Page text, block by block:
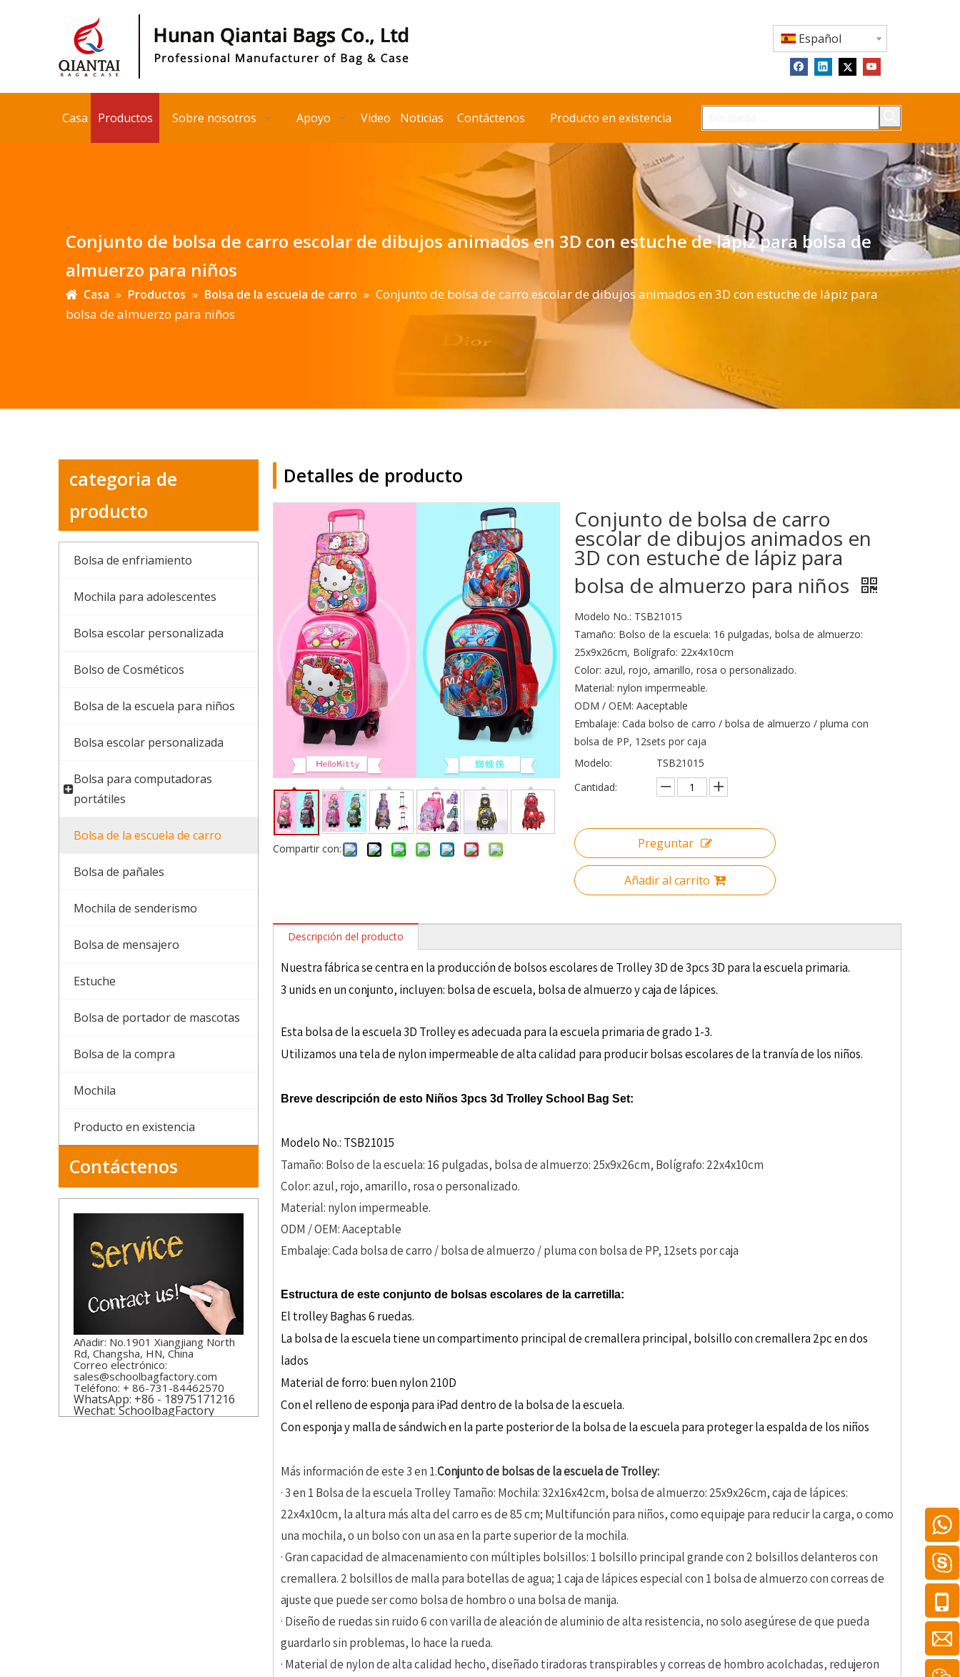
Español
Casa Productos Sobre nosotros Apoyo Video Noticias Contáctenos Producto en existencia
Conjunto de bolsa de carro escolar de dibujos animados en 3D con estuche de lápiz para bolsa de
almuerzo para niños
Casa » Productos » Bolsa de la escuela de carro » Conjunto de bolsa de carro escolar de dibujos animados en 3D con estuche de lápiz para
bolsa de almuerzo para niños
categoria de
producto
Bolsa de enfriamiento
Mochila para adolescentes
Bolsa escolar personalizada
Bolso de Cosméticos
Bolsa de la escuela para niños
Bolsa escolar personalizada
Bolsa para computadoras
portátiles
Bolsa de la escuela de carro
Bolsa de pañales
Mochila de senderismo
Bolsa de mensajero
Estuche
Bolsa de portador de mascotas
Bolsa de la compra
Mochila
Producto en existencia
Contáctenos
Añadir: No.1901 Xiangjiang North
Rd, Changsha, HN, China
Correo electrónico:
sales@schoolbagfactory.com
Teléfono: + 86-731-84462570
WhatsApp: +86 - 18975171216
Wechat: SchoolbagFactory
Detalles de producto
Compartir con:
Conjunto de bolsa de carro
escolar de dibujos animados en
3D con estuche de lápiz para
bolsa de almuerzo para niños
Modelo No.: TSB21015
Tamaño: Bolso de la escuela: 16 pulgadas, bolsa de almuerzo:
25x9x26cm, Bolígrafo: 22x4x10cm
Color: azul, rojo, amarillo, rosa o personalizado.
Material: nylon impermeable.
ODM / OEM: Aaceptable
Embalaje: Cada bolso de carro / bolsa de almuerzo / pluma con
bolsa de PP, 12sets por caja
Modelo:
TSB21015
Cantidad:
Preguntar
Añadir al carrito
Descripción del producto
Nuestra fábrica se centra en la producción de bolsos escolares de Trolley 3D de 3pcs 3D para la escuela primaria.
3 unids en un conjunto, incluyen: bolsa de escuela, bolsa de almuerzo y caja de lápices.
Esta bolsa de la escuela 3D Trolley es adecuada para la escuela primaria de grado 1-3.
Utilizamos una tela de nylon impermeable de alta calidad para producir bolsas escolares de la tranvía de los niños.
Breve descripción de esto Niños 3pcs 3d Trolley School Bag Set:
Modelo No.: TSB21015
Tamaño: Bolso de la escuela: 16 pulgadas, bolsa de almuerzo: 25x9x26cm, Bolígrafo: 22x4x10cm
Color: azul, rojo, amarillo, rosa o personalizado.
Material: nylon impermeable.
ODM / OEM: Aaceptable
Embalaje: Cada bolsa de carro / bolsa de almuerzo / pluma con bolsa de PP, 12sets por caja
Estructura de este conjunto de bolsas escolares de la carretilla:
El trolley Baghas 6 ruedas.
La bolsa de la escuela tiene un compartimento principal de cremallera principal, bolsillo con cremallera 2pc en dos
lados
Material de forro: buen nylon 210D
Con el relleno de esponja para iPad dentro de la bolsa de la escuela.
Con esponja y malla de sándwich en la parte posterior de la bolsa de la escuela para proteger la espalda de los niños
Más información de este 3 en 1.Conjunto de bolsas de la escuela de Trolley:
· 3 en 1 Bolsa de la escuela Trolley Tamaño: Mochila: 32x16x42cm, bolsa de almuerzo: 25x9x26cm, caja de lápices:
22x4x10cm, la altura más alta del carro es de 85 cm; Multifunción para niños, como equipaje para reducir la carga, o como
una mochila, o un bolso con un asa en la parte superior de la mochila.
· Gran capacidad de almacenamiento con múltiples bolsillos: 1 bolsillo principal grande con 2 bolsillos delanteros con
cremallera. 2 bolsillos de malla para botellas de agua; 1 caja de lápices especial con 1 bolsa de almuerzo con correas de
ajuste que puede ser como bolsa de hombro o una bolsa de manija.
· Diseño de ruedas sin ruido 6 con varilla de aleación de aluminio de alta resistencia, no solo asegúrese de que pueda
guardarlo sin problemas, lo hace la rueda.
· Material de nylon de alta calidad hecho, diseñado tiradoras transpirables y correas de hombro acolchadas, redujeron